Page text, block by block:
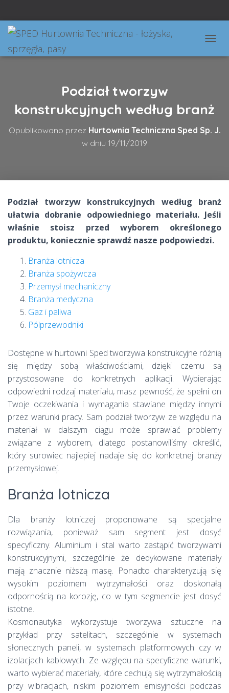
Podział tworzyw
konstrukcyjnych według branż
Opublikowano przez Hurtownia Techniczna Sped Sp. J.
w dniu 19/11/2019
Podział tworzyw konstrukcyjnych według branż
ułatwia dobranie odpowiedniego materiału. Jeśli
właśnie stoisz przed wyborem określonego
produktu, koniecznie sprawdź nasze podpowiedzi.
Branża lotnicza
Branża spożywcza
Przemysł mechaniczny
Branża medyczna
Gaz i paliwa
Pólprzewodniki
Dostępne w hurtowni Sped tworzywa konstrukcyjne różnią
się między sobą właściwościami, dzięki czemu są
przystosowane do konkretnych aplikacji. Wybierając
odpowiedni rodzaj materiału, masz pewność, że spełni on
Twoje oczekiwania i wymagania stawiane między innymi
przez warunki pracy. Sam podział tworzyw ze względu na
materiał w dalszym ciągu może sprawiać problemy
związane z wyborem, dlatego postanowiliśmy określić,
który surowiec najlepiej nadaje się do konkretnej branży
przemysłowej.
Branża lotnicza
Dla branży lotniczej proponowane są specjalne
rozwiązania, ponieważ sam segment jest dosyć
specyficzny. Aluminium i stal warto zastąpić tworzywami
konstrukcyjnymi, szczególnie że dedykowane materiały
mają znacznie niższą masę. Ponadto charakteryzują się
wysokim poziomem wytrzymałości oraz doskonałą
odpornością na korozję, co w tym segmencie jest dosyć
istotne.
Kosmonautyka wykorzystuje tworzywa sztuczne na
przykład przy satelitach, szczególnie w systemach
słonecznych paneli, w systemach platformowych czy w
izolacjach kablowych. Ze względu na specyficzne warunki,
warto wybierać materiały, które cechują się wytrzymałością
przy wibracjach, niskim poziomem emisyjności podczas